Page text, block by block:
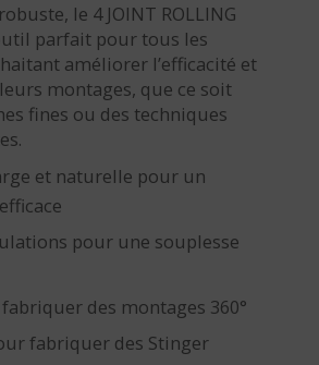
le 4 JOINT ROLLING
parfait pour tous les
améliorer l’efficacité et
montages, que ce soit
fines ou des techniques
et naturelle pour un
pour une souplesse
des montages 360°
fabriquer des Stinger